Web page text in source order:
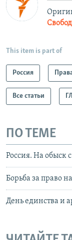
This item is part of
Россия
Все статьи
ПО ТЕМЕ
Россия. На обыск
Борьба за право
День единства и